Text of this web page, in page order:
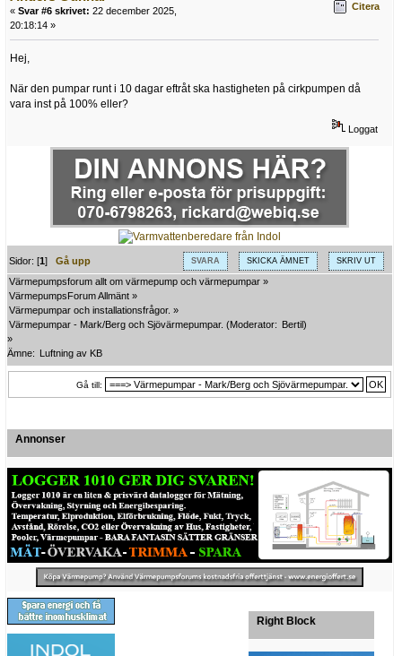
« Svar #6 skrivet: 22 december 2025,
20:18:14 »
Citera
Hej,
När den pumpar runt i 10 dagar eftråt ska hastigheten på cirkpumpen då
vara inst på 100% eller?
Loggat
SVARA SKICKA ÄMNET SKRIV UT
Sidor: [1]Gå upp
Värmepumpsforum allt om värmepump och värmepumpar »
VärmepumpsForum Allmänt »
Värmepumpar och installationsfrågor. »
Värmepumpar - Mark/Berg och Sjövärmepumpar. (Moderator: Bertil)
»
Ämne:
Luftning av KB
Gå till:
Annonser
Right Block